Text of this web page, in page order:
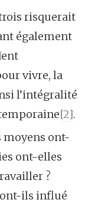
risquerait
également
vivre, la
l’intégralité
[2].
moyens ont-
ont-elles
?
ils influé